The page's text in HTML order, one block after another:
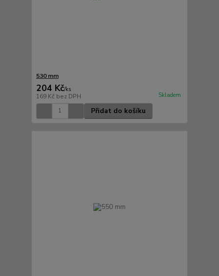
530 mm
204 Kč/ks
169 Kč bez DPH Skladem
Přidat do košíku